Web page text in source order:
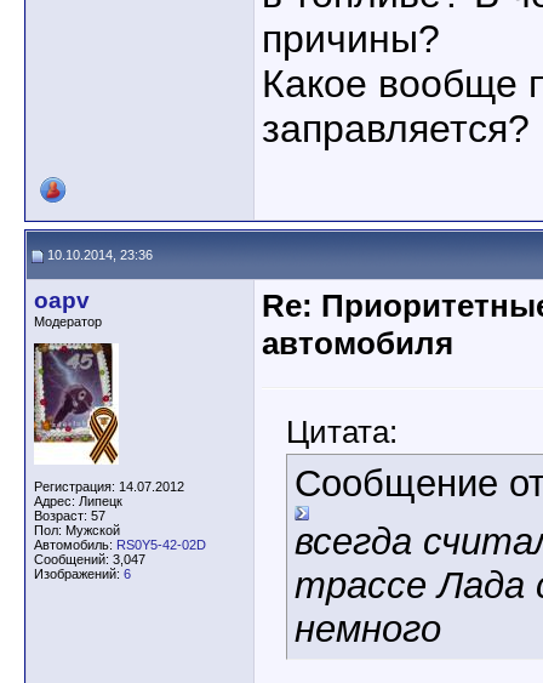
причины?
Какое вообще
заправляется?
10.10.2014, 23:36
oapv
Модератор
Регистрация: 14.07.2012
Адрес: Липецк
Возраст: 57
Пол: Мужской
Автомобиль: RS0Y5-42-02D
Сообщений: 3,047
Изображений: 6
Re:
автомобиля
Цитата:
Сообщение
всегда
трассе Лада
немного